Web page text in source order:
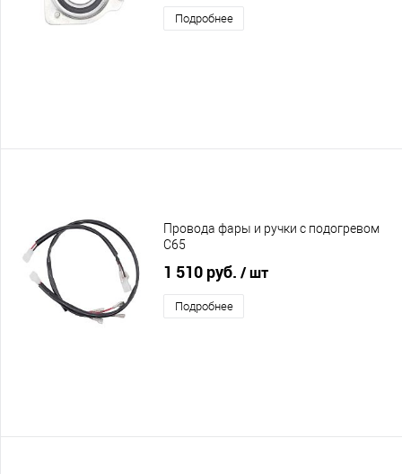
Подробнее
Провода фары и ручки с подогревом
C65
1 510 руб. / шт
Подробнее